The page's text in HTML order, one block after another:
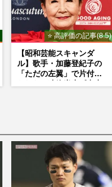
⭐ 高評価の記事(8.5)
【昭和芸能スキャンダ
ル】歌手・加藤登紀子の
「ただの左翼」で片付け